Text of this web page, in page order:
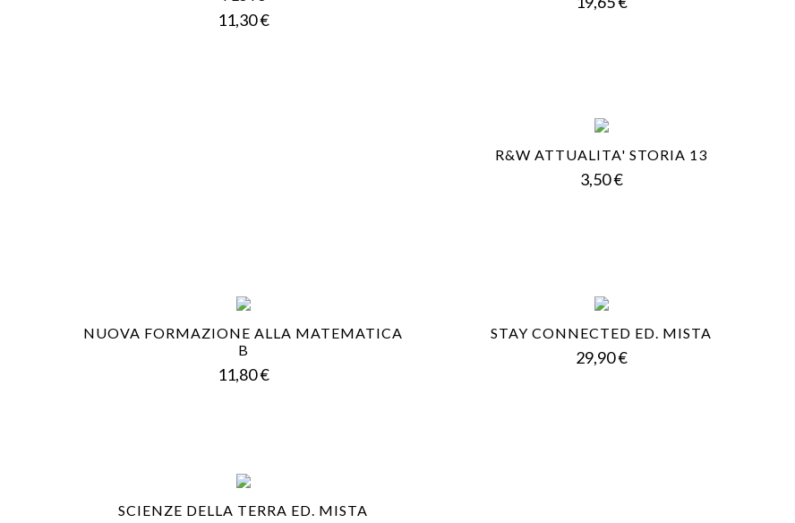
11,30 €Prezzo
R&W ATTUALITA' STORIA 13
3,50 €Prezzo
NUOVA FORMAZIONE ALLA MATEMATICA
B
11,80 €Prezzo
STAY CONNECTED ED. MISTA
29,90 €Prezzo
SCIENZE DELLA TERRA ED. MISTA